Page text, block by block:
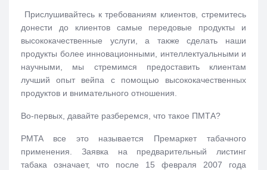
Прислушивайтесь к требованиям клиентов, стремитесь
донести до клиентов самые передовые продукты и
высококачественные услуги, а также сделать наши
продукты более инновационными, интеллектуальными и
научными, мы стремимся предоставить клиентам
лучший опыт вейпа с помощью высококачественных
продуктов и внимательного отношения.
Во-первых, давайте разберемся, что такое ПМТА?
PMTA все это называется Премаркет табачного
применения. Заявка на предварительный листинг
табака означает, что после 15 февраля 2007 года